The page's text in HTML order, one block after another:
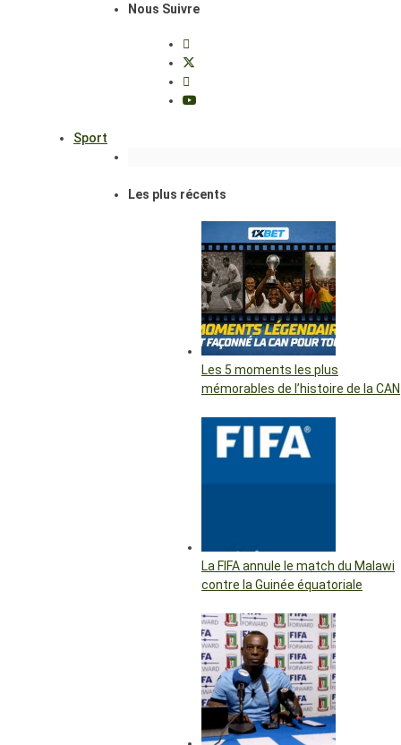
Nous Suivre
Sport
Les plus récents
Les 5 moments les plus
mémorables de l’histoire de la CAN
La FIFA annule le match du Malawi
contre la Guinée équatoriale